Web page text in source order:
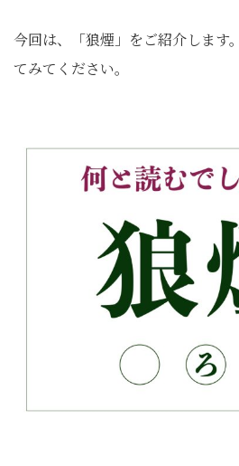
今回は、「狼煙」をご紹介します
てみてください。